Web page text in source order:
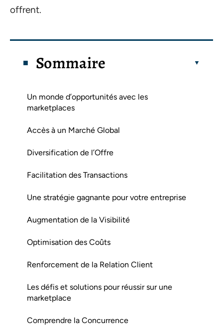
offrent.
Sommaire
Un monde d’opportunités avec les
marketplaces
Accès à un Marché Global
Diversification de l’Offre
Facilitation des Transactions
Une stratégie gagnante pour votre entreprise
Augmentation de la Visibilité
Optimisation des Coûts
Renforcement de la Relation Client
Les défis et solutions pour réussir sur une
marketplace
Comprendre la Concurrence